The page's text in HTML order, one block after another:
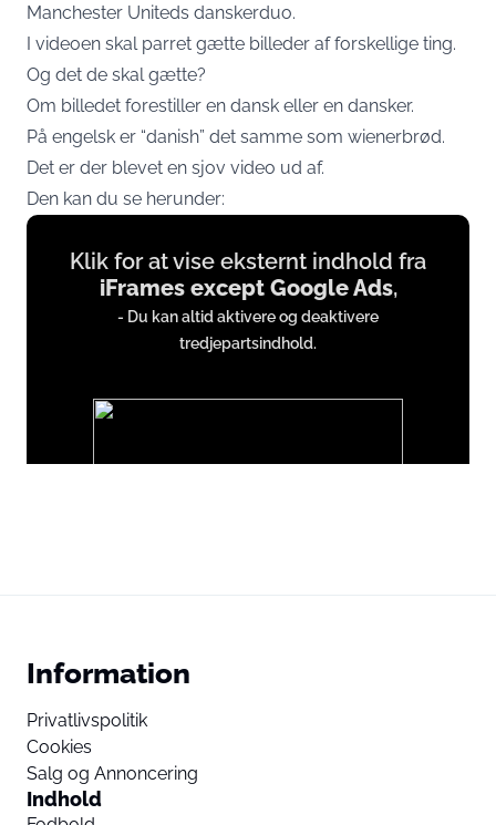
Manchester Uniteds danskerduo.
I videoen skal parret gætte billeder af forskellige ting.
Og det de skal gætte?
Om billedet forestiller en dansk eller en dansker.
På engelsk er “danish” det samme som wienerbrød.
Det er der blevet en sjov video ud af.
Den kan du se herunder:
Display
contentKlik for at vise eksternt indhold fra
iFrames except Google Ads,
- Du kan altid aktivere og deaktivere
tredjepartsindhold.
Information
Privatlivspolitik
Cookies
Salg og Annoncering
Indhold